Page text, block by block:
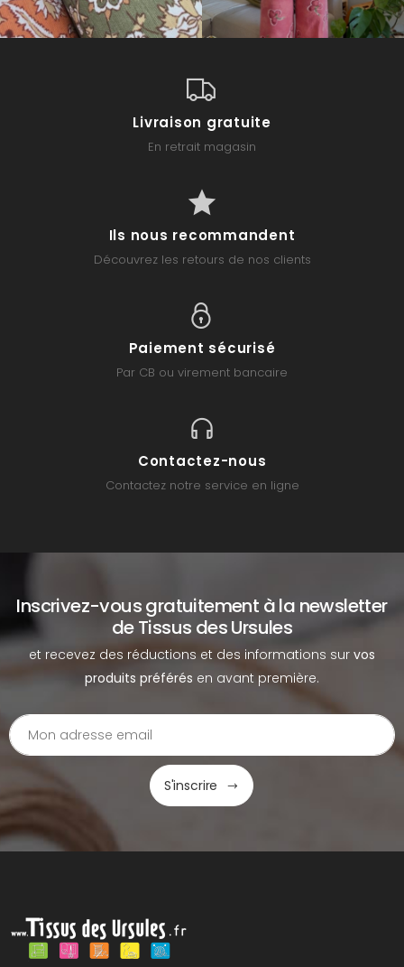
Livraison gratuite
En retrait magasin
Ils nous recommandent
Découvrez les retours de nos clients
Paiement sécurisé
Par CB ou virement bancaire
Contactez-nous
Contactez notre service en ligne
Inscrivez-vous gratuitement à la newsletter
de Tissus des Ursules
et recevez des réductions et des informations sur vos
produits préférés en avant première.
S'inscrire